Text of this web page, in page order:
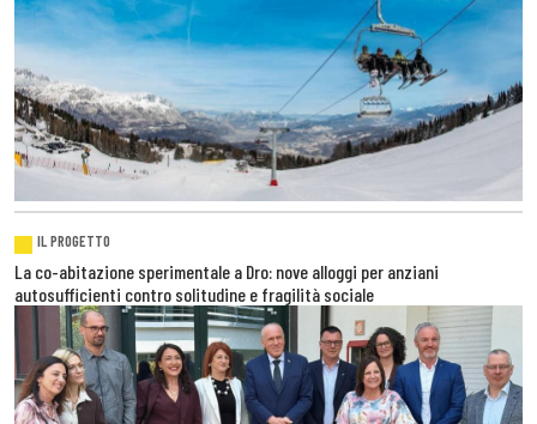
IL PROGETTO
La co-abitazione sperimentale a Dro: nove alloggi per anziani
autosufficienti contro solitudine e fragilità sociale